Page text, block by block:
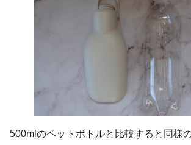
500mlのペットボトルと比較すると同様